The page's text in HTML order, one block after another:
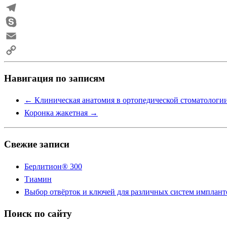
Viber
Telegram
Skype
Email
Copy
Link
Навигация по записям
← Клиническая анатомия в ортопедической
Коронка жакетная →
Свежие записи
Берлитион® 300
Тиамин
Выбор отвёрток и ключей для различных систем
Поиск по сайту